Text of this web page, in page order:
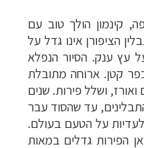
קינמון הולך טוב עם
הציפורן אינו גדל על
עץ ענק. הסיור הנפלא
קטן. ארוחה מתובלת
ושלל פירות. שנים
עד שהסוד עבר
על הטעם בעולם.
הפירות גדלים במאות